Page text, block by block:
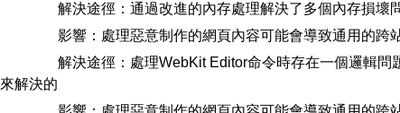
解決途徑：通過改進的內存處理解決了多個內存損壞
影響：處理惡意制作的網頁內容可能會導致通用的跨
解決途徑：處理WebKit Editor命令時存在一個邏輯問
來解決的